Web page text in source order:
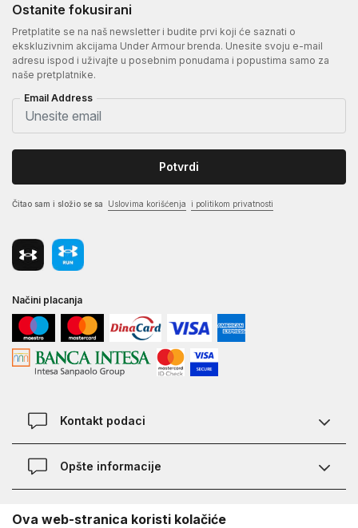
Ostanite fokusirani
Pretplatite se na naš newsletter i budite prvi koji će saznati o
ekskluzivnim akcijama Under Armour brenda. Unesite svoju e-mail
adresu ispod i uživajte u posebnim ponudama i popustima samo za
naše pretplatnike.
Email Address
Potvrdi
Čitao sam i složio se sa Uslovima korišćenja i politikom privatnosti
Načini placanja
Kontakt podaci
Chat
Opšte informacije
O Under Armour-u
Ova web-stranica koristi kolačiće